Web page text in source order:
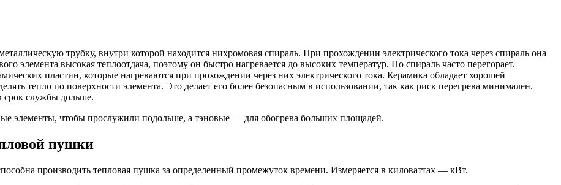
трубку, внутри которой находится нихромовая спираль. При прохождении электрического тока через спираль она
элемента высокая теплоотдача, поэтому он быстро нагревается до высоких температур. Но спираль часто перегорает.
пластин, которые нагреваются при прохождении через них электрического тока. Керамика обладает хорошей
тепло по поверхности элемента. Это делает его более безопасным в использовании, так как риск перегрева минимален.
срок службы дольше.
элементы, чтобы прослужили подольше, а тэновые — для обогрева больших площадей.
пушки
производить тепловая пушка за определенный промежуток времени. Измеряется в киловаттах — кВт.